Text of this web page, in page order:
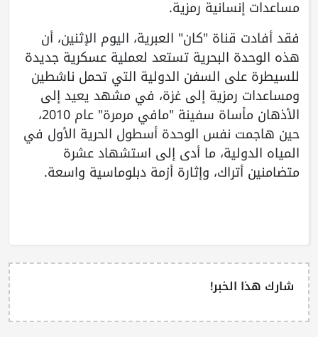
مساعدات إنسانية رمزية.
فقد أفادت قناة "كان" العبرية، اليوم الإثنين، أن
هذه الوحدة البحرية تستعد لعملية عسكرية جديدة
للسيطرة على السفن الدولية التي تحمل ناشطين
ومساعدات رمزية إلى غزة، في مشهد يعيد إلى
الأذهان مأساة سفينة "مافي مرمرة" عام 2010،
حين هاجمت نفس الوحدة أسطول الحرية الأول في
المياه الدولية، ما أدى إلى استشهاد عشرة
متضامنين أتراك، وإثارة أزمة دبلوماسية واسعة.
شارك هذا الخبر!